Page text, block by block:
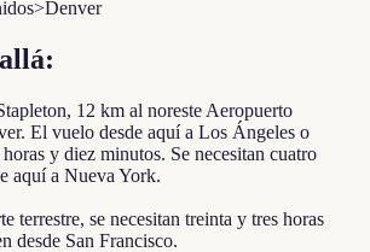
12 km al noreste Aeropuerto
El vuelo desde aquí a Los Ángeles o
y diez minutos. Se necesitan cuatro
aquí a Nueva York.
terrestre, se necesitan treinta y tres horas
desde San Francisco.